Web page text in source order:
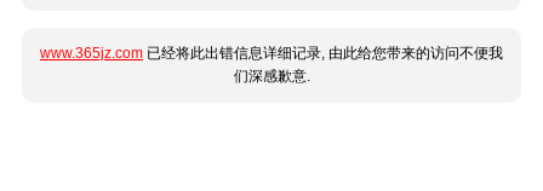
www.365jz.com 已经将此出错信息详细记录, 由此给您带来的访问不便我
们深感歉意.